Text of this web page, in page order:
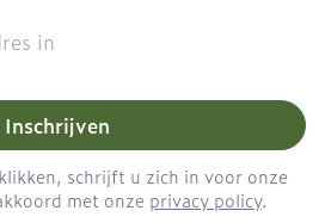
Inschrijven
schrijft u zich in voor onze
met onze privacy policy.